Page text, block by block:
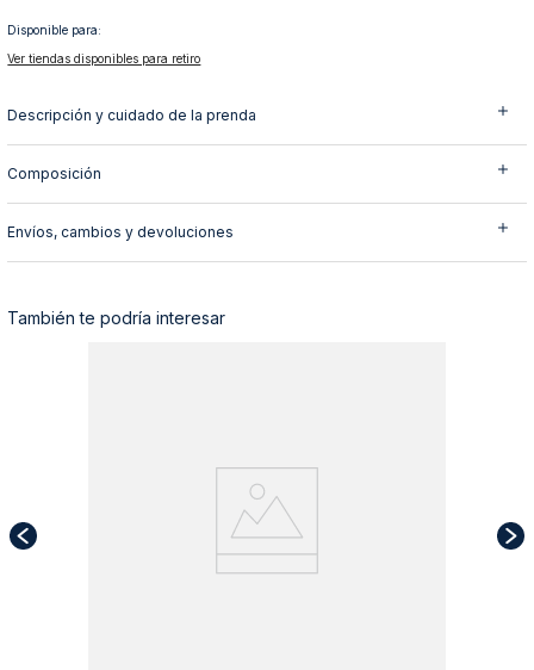
Disponible para:
Ver tiendas disponibles para retiro
Descripción y cuidado de la prenda
Composición
Envíos, cambios y devoluciones
También te podría interesar